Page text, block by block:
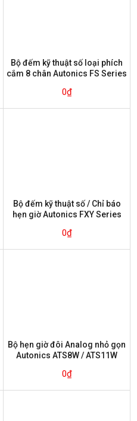
Bộ đếm kỹ thuật số loại phích
cắm 8 chân Autonics FS Series
0₫
Bộ đếm kỹ thuật số / Chỉ báo
hẹn giờ Autonics FXY Series
0₫
Bộ hẹn giờ đôi Analog nhỏ gọn
Autonics ATS8W / ATS11W
0₫